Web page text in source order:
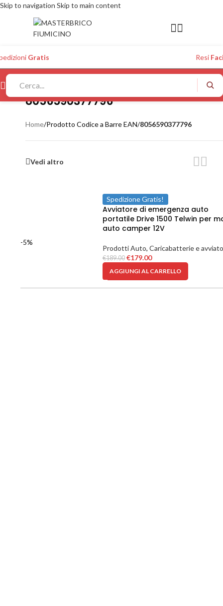
Skip to navigation Skip to main content
Gratis Resi
8056590377796
Home/Prodotto Codice a Barre EAN/8056590377796
Vedi altro
-5%
Spedizione Gratis!
Avviatore di emergenza auto
portatile Drive 1500 Telwin per
auto camper 12V
Prodotti Auto, Caricabatterie e
€189.00 €179.00
AGGIUNGI AL CARRELLO